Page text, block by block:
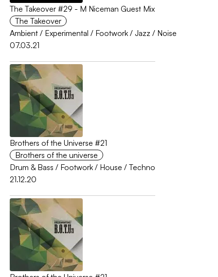
The Takeover #29 - M Niceman Guest Mix
The Takeover
Ambient / Experimental / Footwork / Jazz / Noise
07.03.21
Brothers of the Universe #21
Brothers of the universe
Drum & Bass / Footwork / House / Techno
21.12.20